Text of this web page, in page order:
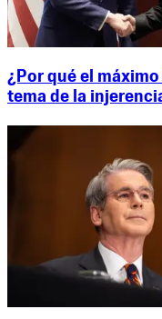
¿Por qué el
tema de la